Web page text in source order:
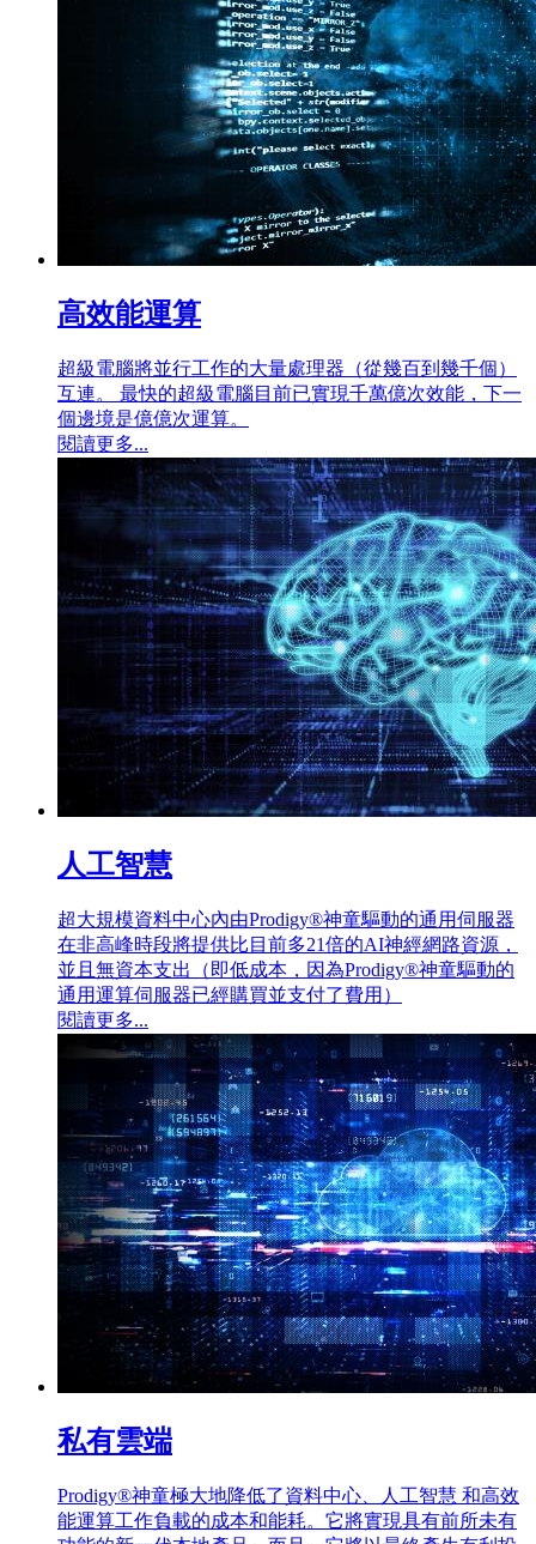
高效能運算
超級電腦將並行工作的大量處理器（從幾百到幾千個）
互連。 最快的超級電腦目前已實現千萬億次效能，下一
個邊境是億億次運算。
閱讀更多...
人工智慧
超大規模資料中心內由Prodigy®神童驅動的通用伺服器
在非高峰時段將提供比目前多21倍的AI神經網路資源，
並且無資本支出（即低成本，因為Prodigy®神童驅動的
通用運算伺服器已經購買並支付了費用）
閱讀更多...
私有雲端
Prodigy®神童極大地降低了資料中心、人工智慧 和高效
能運算工作負載的成本和能耗。它將實現具有前所未有